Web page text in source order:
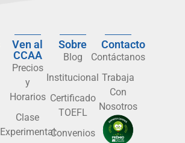
Ven al
CCAA
Precios
y
Horarios
Clase
Experimental
Sobre
Blog
Institucional
Certificado
TOEFL
Convenios
Contacto
Contáctanos
Trabaja
Con
Nosotros